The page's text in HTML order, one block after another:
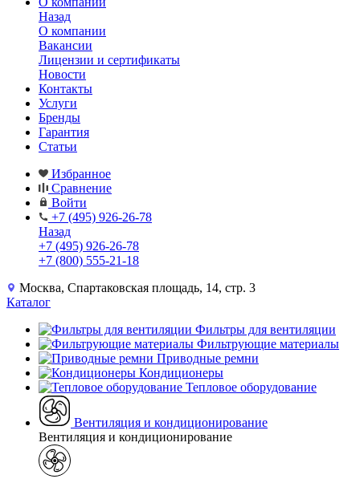
Назад
О компании
Вакансии
Лицензии и сертификаты
Новости
Контакты
Услуги
Бренды
Гарантия
Статьи
Избранное
Сравнение
Войти
+7 (495) 926-26-78
Назад
+7 (495) 926-26-78
+7 (800) 555-21-18
Москва, Спартаковская площадь, 14, стр. 3
Каталог
Фильтры для вентиляции
Фильтрующие материалы
Приводные ремни
Кондиционеры
Тепловое оборудование
Вентиляция и кондиционирование
Вентиляция и кондиционирование